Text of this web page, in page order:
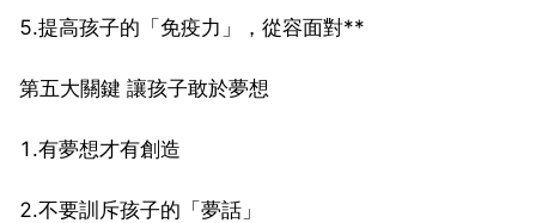
5.提高孩子的「免疫力」，從容面對**
第五大關鍵 讓孩子敢於夢想
1.有夢想才有創造
2.不要訓斥孩子的「夢話」